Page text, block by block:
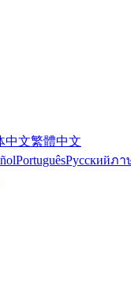
中文繁體中文
PortuguêsРусскийภา